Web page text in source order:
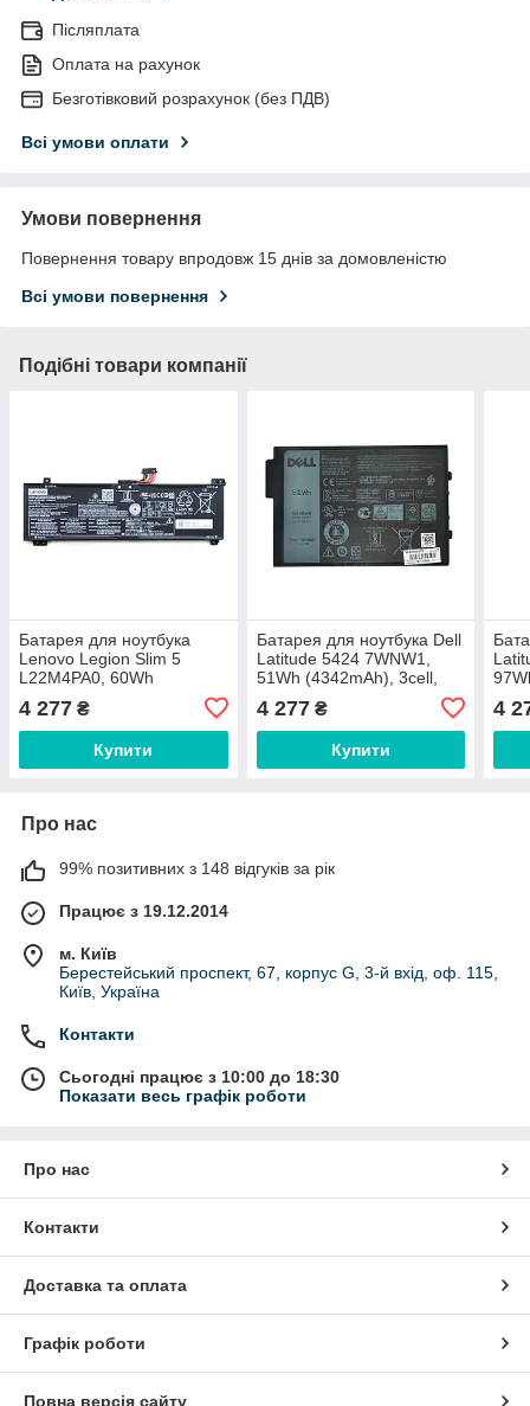
Післяплата
Оплата на рахунок
Безготівковий розрахунок (без ПДВ)
Всі умови оплати
Умови повернення
Повернення товару впродовж 15 днів за домовленістю
Всі умови повернення
Подібні товари компанії
Батарея для ноутбука
Lenovo Legion Slim 5
L22M4PA0, 60Wh
(3887mAh), 4cell, 15.44V,
Li-ion, чорна,
ОРИГІНАЛЬНА
4 277 ₴
Купити
Батарея для ноутбука Dell
Latitude 5424 7WNW1,
51Wh (4342mAh), 3cell,
ОРИГІНАЛЬНА
4 277₴
Купити
4
Про нас
99% позитивних з 148 відгуків за рік
Працює з 19.12.2014
м. Київ
Берестейський проспект, 67, корпус G, 3-й вхід, оф. 115,
Київ, Україна
Контакти
Сьогодні працює з 10:00 до 18:30
Показати весь графік роботи
Про нас
Контакти
Доставка та оплата
Графік роботи
Повна версія сайту